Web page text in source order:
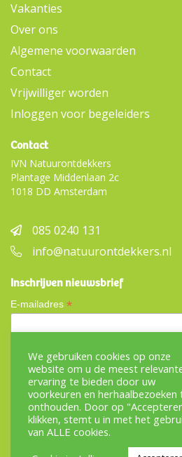
Vakanties
Over ons
Algemene voorwaarden
Contact
Vrijwilliger worden
Inloggen voor begeleiders
Contact
IVN Natuurontdekkers
Plantage Middenlaan 2c
1018 DD Amsterdam
085 0240 131
info@natuurontdekkers.nl
Inschrijven nieuwsbrief
E-mailadres *
Onderdeel van
We gebruiken cookies op onze
website om u de meest
ervaring te bieden door uw
voorkeuren en herhaalbezoeken
onthouden. Door op
klikken, stemt u in met het
van ALLE cookies.